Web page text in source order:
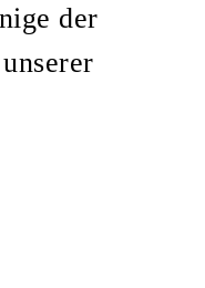
der